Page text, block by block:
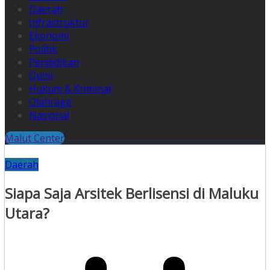
Daerah
Infrastruktur
Ekonomi
Politik
Pendidikan
Opini
Hukum & Kriminal
Olahraga
Nasional
Malut Center
Daerah
Siapa Saja Arsitek Berlisensi di Maluku
Utara?